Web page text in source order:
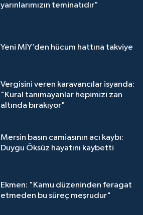
yarınlarımızın teminatıdır"
Yeni MİY’den hücum hattına takviye
Vergisini veren karavancılar isyanda:
"Kural tanımayanlar hepimizi zan
altında bırakıyor"
Mersin basın camiasının acı kaybı:
Duygu Öksüz hayatını kaybetti
Ekmen: "Kamu düzeninden feragat
etmeden bu süreç meşrudur"